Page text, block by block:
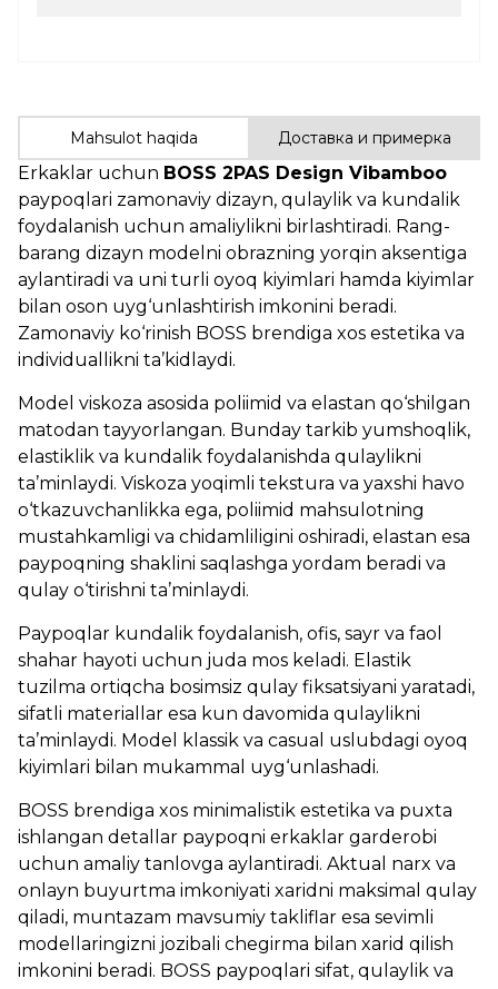
Mahsulot haqida Доставка и примерка
Erkaklar uchun BOSS 2PAS Design Vibamboo
paypoqlari zamonaviy dizayn, qulaylik va kundalik
foydalanish uchun amaliylikni birlashtiradi. Rang-
barang dizayn modelni obrazning yorqin aksentiga
aylantiradi va uni turli oyoq kiyimlari hamda kiyimlar
bilan oson uyg‘unlashtirish imkonini beradi.
Zamonaviy ko‘rinish BOSS brendiga xos estetika va
individuallikni ta’kidlaydi.
Model viskoza asosida poliimid va elastan qo‘shilgan
matodan tayyorlangan. Bunday tarkib yumshoqlik,
elastiklik va kundalik foydalanishda qulaylikni
ta’minlaydi. Viskoza yoqimli tekstura va yaxshi havo
o‘tkazuvchanlikka ega, poliimid mahsulotning
mustahkamligi va chidamliligini oshiradi, elastan esa
paypoqning shaklini saqlashga yordam beradi va
qulay o‘tirishni ta’minlaydi.
Paypoqlar kundalik foydalanish, ofis, sayr va faol
shahar hayoti uchun juda mos keladi. Elastik
tuzilma ortiqcha bosimsiz qulay fiksatsiyani yaratadi,
sifatli materiallar esa kun davomida qulaylikni
ta’minlaydi. Model klassik va casual uslubdagi oyoq
kiyimlari bilan mukammal uyg‘unlashadi.
BOSS brendiga xos minimalistik estetika va puxta
ishlangan detallar paypoqni erkaklar garderobi
uchun amaliy tanlovga aylantiradi. Aktual narx va
onlayn buyurtma imkoniyati xaridni maksimal qulay
qiladi, muntazam mavsumiy takliflar esa sevimli
modellaringizni jozibali chegirma bilan xarid qilish
imkonini beradi. BOSS paypoqlari sifat, qulaylik va